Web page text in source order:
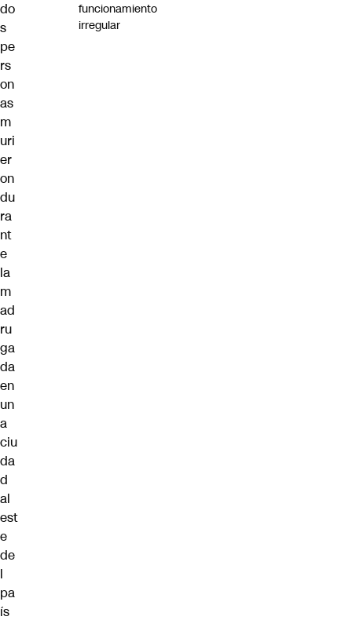
do
s
pe
rs
on
as
m
uri
er
on
du
ra
nt
e
la
m
ad
ru
ga
da
en
un
a
ciu
da
d
al
est
e
de
l
pa
ís
funcionamiento
irregular